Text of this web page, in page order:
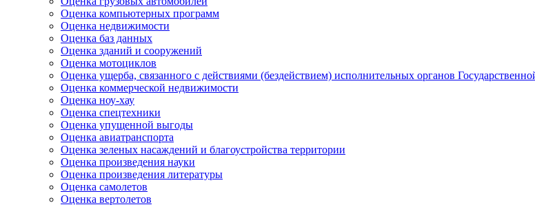
Оценка компьютерных программ
Оценка недвижимости
Оценка баз данных
Оценка зданий и сооружений
Оценка мотоциклов
Оценка ущерба, связанного с действиями (бездействием) исполнительных органов
Оценка коммерческой недвижимости
Оценка ноу-хау
Оценка спецтехники
Оценка упущенной выгоды
Оценка авиатранспорта
Оценка зеленых насаждений и благоустройства территории
Оценка произведения науки
Оценка произведения литературы
Оценка самолетов
Оценка вертолетов